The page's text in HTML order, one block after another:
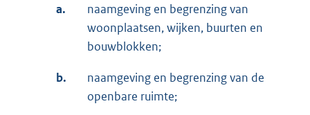
a.
naamgeving en begrenzing van
woonplaatsen, wijken, buurten en
bouwblokken;
b.
naamgeving en begrenzing van de
openbare ruimte;